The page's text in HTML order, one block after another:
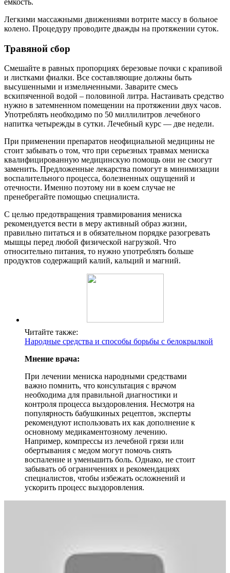
Легкими массажными движениями вотрите массу в больное
колено. Процедуру проводите дважды на протяжении суток.
Травяной сбор
Смешайте в равных пропорциях березовые почки с крапивой
и листками фиалки. Все составляющие должны быть
высушенными и измельченными. Заварите смесь
вскипяченной водой – половиной литра. Настаивать средство
нужно в затемненном помещении на протяжении двух часов.
Употреблять необходимо по 50 миллилитров лечебного
напитка четырежды в сутки. Лечебный курс — две недели.
При применении препаратов неофициальной медицины не
стоит забывать о том, что при серьезных травмах мениска
квалифицированную медицинскую помощь они не смогут
заменить. Предложенные лекарства помогут в минимизации
воспалительного процесса, болезненных ощущений и
отечности. Именно поэтому ни в коем случае не
пренебрегайте помощью специалиста.
С целью предотвращения травмирования мениска
рекомендуется вести в меру активный образ жизни,
правильно питаться и в обязательном порядке разогревать
мышцы перед любой физической нагрузкой. Что
относительно питания, то нужно употреблять больше
продуктов содержащий калий, кальций и магний.
Читайте также:
Народные средства и способы борьбы с белокрылкой
Мнение врача:
При лечении мениска народными средствами
важно помнить, что консультация с врачом
необходима для правильной диагностики и
контроля процесса выздоровления. Несмотря на
популярность бабушкиных рецептов, эксперты
рекомендуют использовать их как дополнение к
основному медикаментозному лечению.
Например, компрессы из лечебной грязи или
обертывания с медом могут помочь снять
воспаление и уменьшить боль. Однако, не стоит
забывать об ограничениях и рекомендациях
специалистов, чтобы избежать осложнений и
ускорить процесс выздоровления.